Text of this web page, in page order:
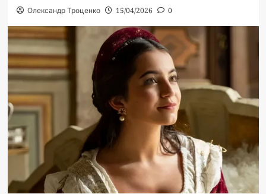
Олександр Троценко 15/04/2026 0